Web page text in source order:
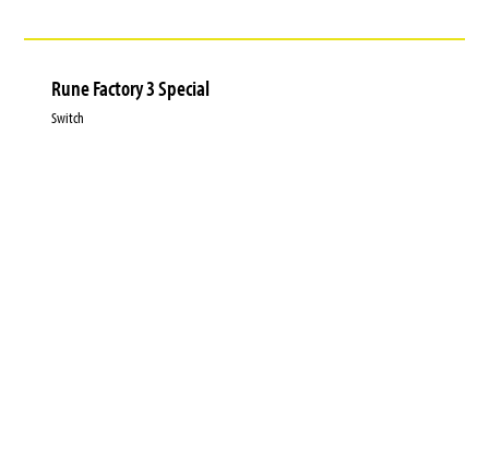
Rune Factory 3 Special
Switch